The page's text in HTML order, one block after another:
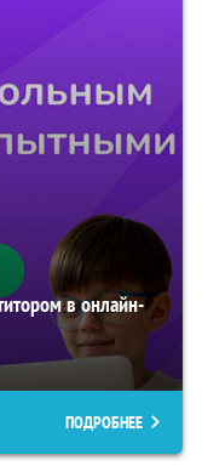
в онлайн-
ПОДРОБНЕЕ